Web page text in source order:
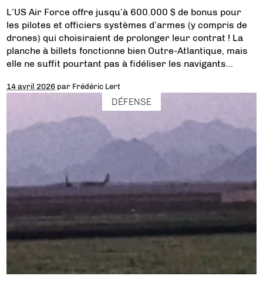
L’US Air Force offre jusqu’à 600.000 $ de bonus pour
les pilotes et officiers systèmes d’armes (y compris de
drones) qui choisiraient de prolonger leur contrat ! La
planche à billets fonctionne bien Outre-Atlantique, mais
elle ne suffit pourtant pas à fidéliser les navigants…
14 avril 2026 par Frédéric Lert
DÉFENSE